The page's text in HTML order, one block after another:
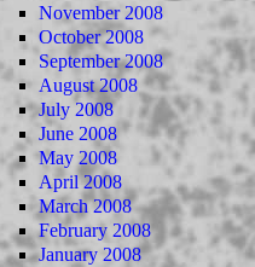
November 2008
October 2008
September 2008
August 2008
July 2008
June 2008
May 2008
April 2008
March 2008
February 2008
January 2008